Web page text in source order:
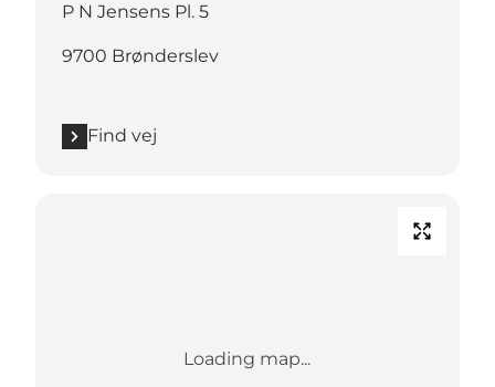
P N Jensens Pl. 5
9700 Brønderslev
Find vej
Loading map...